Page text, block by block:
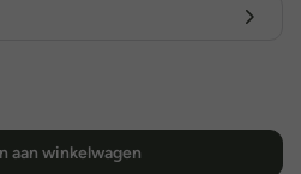
aan winkelwagen